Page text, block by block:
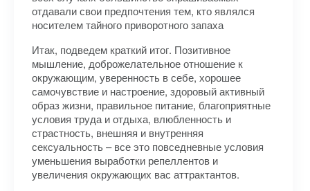
отдавали свои предпочтения тем, кто являлся
носителем тайного при­воротного запаха
Итак, подведем краткий итог. Позитивное
мышление, доброжелательное отношение к
окружающим, уве­ренность в себе, хорошее
самочувствие и настроение, здоровый активный
образ жизни, правильное питание, благоприятные
условия труда и отдыха, влюбленность и
страстность, внешняя и внутренняя
сексуальность – все это повседневные условия
уменьшения выработки репеллентов и
увеличения окружающих вас аттрактантов.